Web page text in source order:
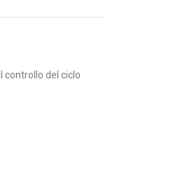
controllo del ciclo